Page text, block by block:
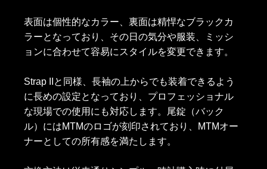
表面は個性的なカラー、裏面は精悍なブラックカ
ラーとなっており、その日の気分や服装、ミッシ
ョンに合わせて容易にスタイルを変更できます。
Strap IIと同様、長袖の上からでも装着できるよう
に長めの設定となっており、プロフェッショナル
な現場での使用にも対応します。尾錠（バック
ル）にはMTMのロゴが刻印されており、MTMオー
ナーとしての所有感を満たします。